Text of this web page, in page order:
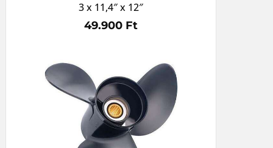
3 x 11,4″ x 12″
49.900 Ft